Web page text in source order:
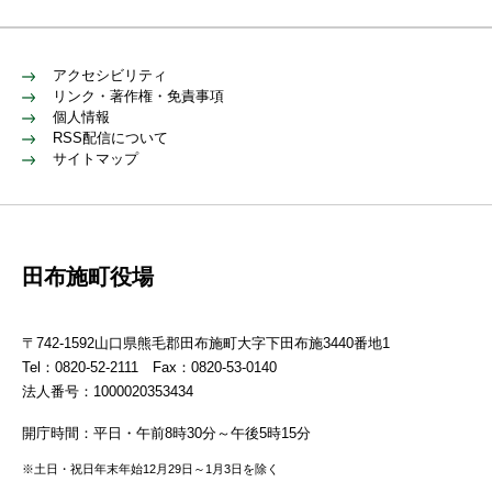
アクセシビリティ
リンク・著作権・免責事項
個人情報
RSS配信について
サイトマップ
田布施町役場
〒742-1592山口県熊毛郡田布施町大字下田布施3440番地1
Tel：0820-52-2111 Fax：0820-53-0140
法人番号：1000020353434
開庁時間：平日・午前8時30分～午後5時15分
※土日・祝日年末年始12月29日～1月3日を除く